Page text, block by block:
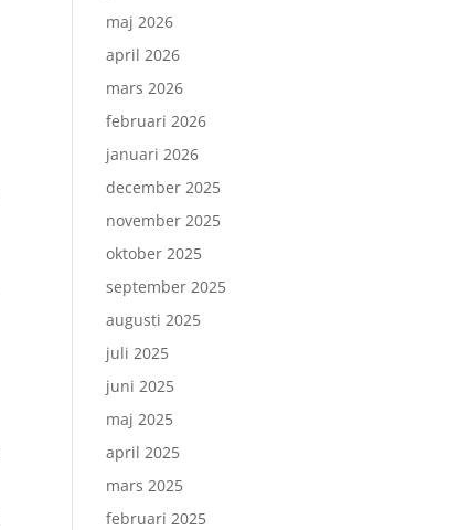
maj 2026
april 2026
mars 2026
februari 2026
januari 2026
december 2025
november 2025
oktober 2025
september 2025
augusti 2025
juli 2025
juni 2025
maj 2025
april 2025
mars 2025
februari 2025